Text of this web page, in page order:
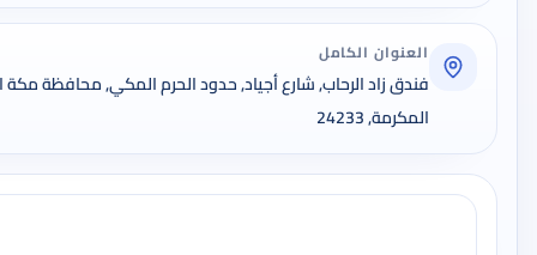
العنوان الكامل
فندق زاد الرحاب, شارع أجياد, حدود الحرم المكي, محافظة
المكرمة, 24233